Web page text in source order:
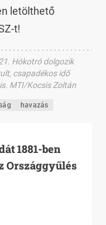
letölthető
t!
Hókotró dolgozik
csapadékos idő
MTI/Kocsis Zoltán
havazás
1881-ben
Országgyűlés